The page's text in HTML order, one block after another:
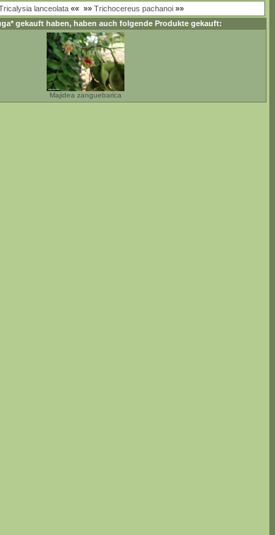
lanceolata«« »» Trichocereus pachanoi»»
gekauft haben, haben auch folgende Produkte gekauft:
Majidea zanguebarica